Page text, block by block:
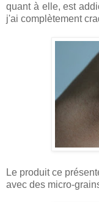
quant à elle, est
j'ai complètement
Le produit ce
avec des micro-